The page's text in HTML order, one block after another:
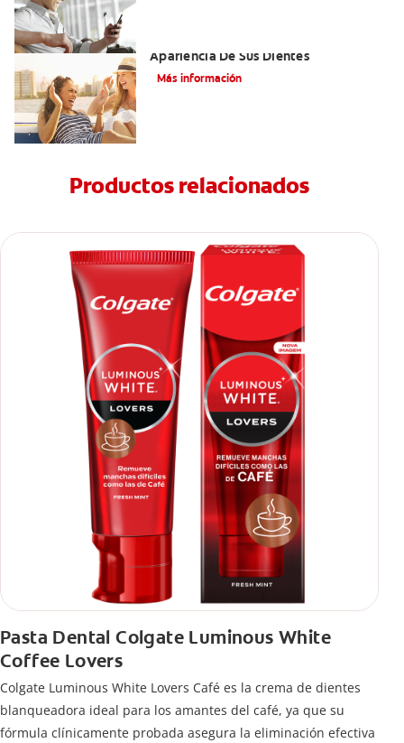
Apariencia De Sus Dientes
Más información
Productos relacionados
Pasta Dental Colgate Luminous White
Coffee Lovers
Colgate Luminous White Lovers Café es la crema de dientes
blanqueadora ideal para los amantes del café, ya que su
fórmula clínicamente probada asegura la eliminación efectiva